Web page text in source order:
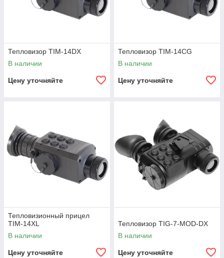
Тепловизор TIM-14DX
В наличии
Цену уточняйте
Тепловизор TIM-14CG
В наличии
Цену уточняйте
Тепловизионный прицел
TIM-14XL
В наличии
Цену уточняйте
Тепловизор TIG-7-MOD-DX
В наличии
Цену уточняйте